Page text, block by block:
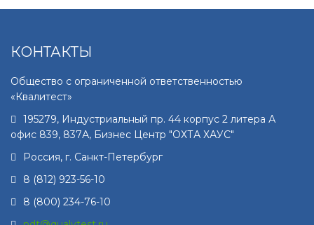
КОНТАКТЫ
Общество с ограниченной ответственностью
«Квалитест»
195279, Индустриальный пр. 44 корпус 2 литера А
офис 839, 837А, Бизнес Центр "ОХТА ХАУС"
Россия, г. Санкт-Петербург
8 (812) 923-56-10
8 (800) 234-76-10